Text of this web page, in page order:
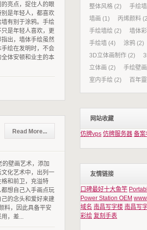
亮点，捉住人的眼
是年轻人，都喜欢
有别于涂鸦。手绘
是年轻人喜欢，更
出，墙体手绘虽然
绘在发明时，不会
体安顿和业主的本
Read More...
壁画艺术，添加
化艺术中，出列一
和前卫，充溢特
想自己入手画点玩
的念头和爱好来建
料，因此具备平安
，差...
整体风格 (2) 手绘
墙画 (1) 丙烯颜料
手绘墙绘 (2) 墙体
手绘墙 (4) 涂鸦 (2)
3D立体画制作 (2)
立体画 (2) 手绘壁画
室内手绘 (2) 百年靈
网站收藏
仿牌vps 仿牌服务器 备案
友情链接
口碑最好十大鱼竿
Power Station OEM
域名 南昌写字楼 南昌写
彩绘 复刻手表